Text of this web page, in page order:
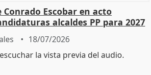
Escobar en acto
alcaldes PP para 2027
18/07/2026